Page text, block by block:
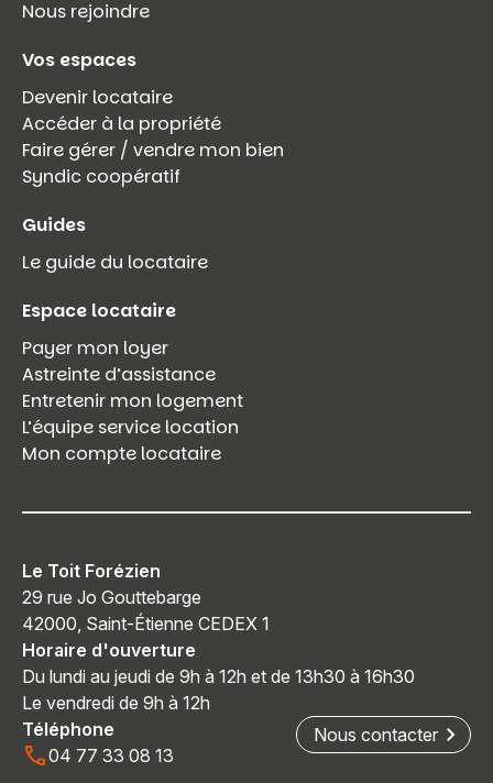
Nous rejoindre
Vos espaces
Devenir locataire
Accéder à la propriété
Faire gérer / vendre mon bien
Syndic coopératif
Guides
Le guide du locataire
Espace locataire
Payer mon loyer
Astreinte d’assistance
Entretenir mon logement
L’équipe service location
Mon compte locataire
Le Toit Forézien
29 rue Jo Gouttebarge
42000, Saint-Étienne CEDEX 1
Horaire d'ouverture
Du lundi au jeudi de 9h à 12h et de 13h30 à 16h30
Le vendredi de 9h à 12h
Téléphone
04 77 33 08 13
Nous contacter